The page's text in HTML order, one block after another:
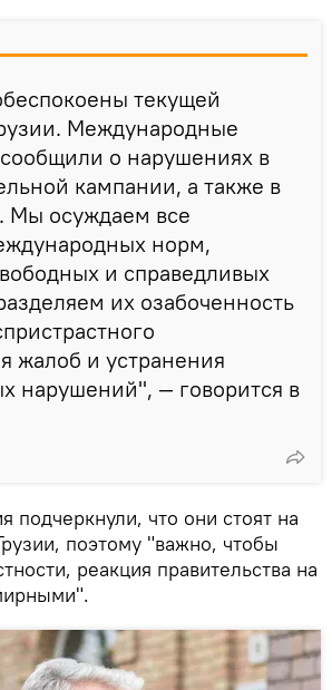
текущей
Международные
о нарушениях в
кампании, а также в
Мы осуждаем все
норм,
и справедливых
их озабоченность
жалоб и устранения
нарушений", — говорится в
подчеркнули, что они стоят на
поэтому "важно, чтобы
реакция правительства на